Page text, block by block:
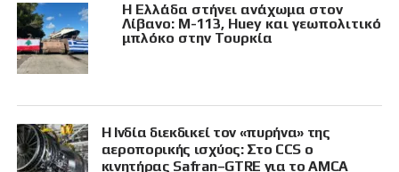
Η Ελλάδα στήνει ανάχωμα στον
Λίβανο: M-113, Huey και γεωπολιτικό
μπλόκο στην Τουρκία
Η Ινδία διεκδικεί τον «πυρήνα» της
αεροπορικής ισχύος: Στο CCS ο
κινητήρας Safran–GTRE για το AMCA